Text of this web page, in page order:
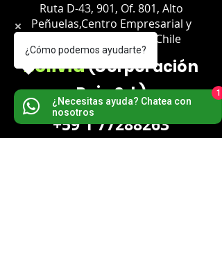
Ruta D-43, 901, Of. 801, Alto
Peñuelas,Centro Empresarial y
Negocios, Coquimbo, Chile
Bolivia(Corporación
Rojo Srl.)
+59 1 77288263
¿Cómo podemos ayudarte?
¿Necesitas ayuda? Chatea con
nosotros
1